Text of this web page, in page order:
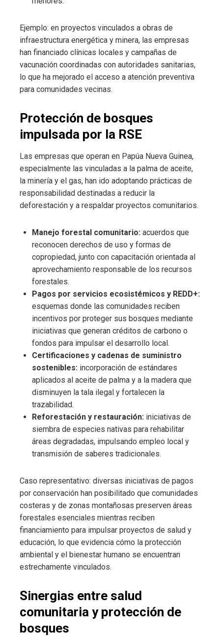
Ejemplo: en proyectos vinculados a obras de
infraestructura energética y minera, las empresas
han financiado clínicas locales y campañas de
vacunación coordinadas con autoridades sanitarias,
lo que ha mejorado el acceso a atención preventiva
para comunidades vecinas.
Protección de bosques
impulsada por la RSE
Las empresas que operan en Papúa Nueva Guinea,
especialmente las vinculadas a la palma de aceite,
la minería y el gas, han ido adoptando prácticas de
responsabilidad destinadas a reducir la
deforestación y a respaldar proyectos comunitarios.
Manejo forestal comunitario: acuerdos que
reconocen derechos de uso y formas de
copropiedad, junto con capacitación orientada al
aprovechamiento responsable de los recursos
forestales.
Pagos por servicios ecosistémicos y REDD+:
esquemas donde las comunidades reciben
incentivos por proteger sus bosques mediante
iniciativas que generan créditos de carbono o
fondos para impulsar el desarrollo local.
Certificaciones y cadenas de suministro
sostenibles: incorporación de estándares
aplicados al aceite de palma y a la madera que
disminuyen la tala ilegal y fortalecen la
trazabilidad.
Reforestación y restauración: iniciativas de
siembra de especies nativas para rehabilitar
áreas degradadas, impulsando empleo local y
transmisión de saberes tradicionales.
Caso representativo: diversas iniciativas de pagos
por conservación han posibilitado que comunidades
costeras y de zonas montañosas preserven áreas
forestales esenciales mientras reciben
financiamiento para impulsar proyectos de salud y
educación, lo que evidencia cómo la protección
ambiental y el bienestar humano se encuentran
estrechamente vinculados.
Sinergias entre salud
comunitaria y protección de
bosques